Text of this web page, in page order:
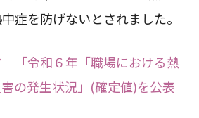
症を防げないとされました。
「令和６年「職場における熱
の発生状況」(確定値)を公表